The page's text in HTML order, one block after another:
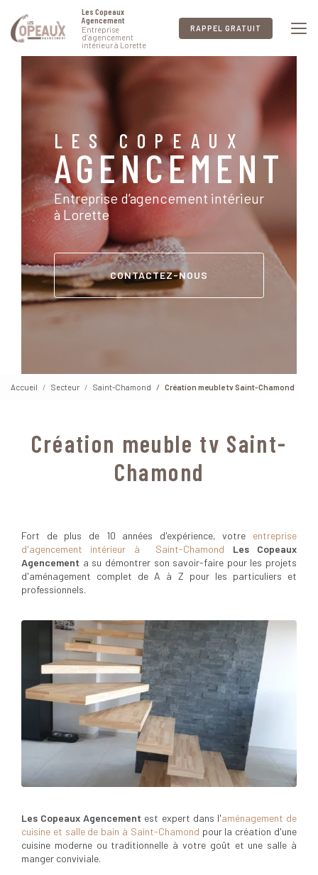
contenu
Les Copeaux
Agencement
Entreprise
d’agencement
intérieur à Lorette
RAPPEL GRATUIT
LES COPEAUX
AGENCEMENT
Entreprise d’agencement intérieur
à Lorette
CONTACTEZ-NOUS
Accueil Secteur Saint-Chamond Création meuble tv Saint-Chamond
Création meuble tv Saint-
Chamond
Fort de plus de 10 années d'expérience, votre entreprise
d'agencement intérieur à Saint-Chamond
Les Copeaux
Agencement a su démontrer son savoir-faire pour les projets
d'aménagement complet de A à Z pour les particuliers et
professionnels.
Les Copeaux Agencement est expert dans l'aménagement de
cuisine et salle de bain à Saint-Chamond pour la création d'une
cuisine moderne ou traditionnelle à votre goût et une salle à
manger conviviale.